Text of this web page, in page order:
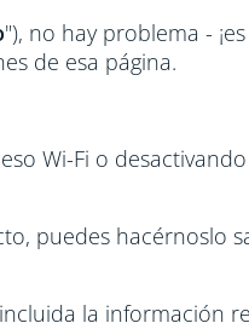
"), no hay problema -
de esa página.
Wi-Fi o
puedes hacérnoslo
la información